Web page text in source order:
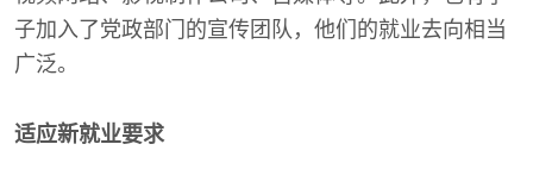
子加入了党政部门的宣传团队，他们的就业去向相当
广泛。
适应新就业要求